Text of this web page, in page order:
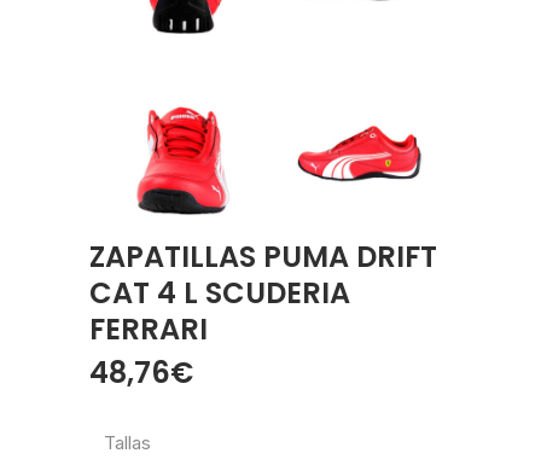
ZAPATILLAS PUMA DRIFT
CAT 4 L SCUDERIA
FERRARI
48,76€
Tallas